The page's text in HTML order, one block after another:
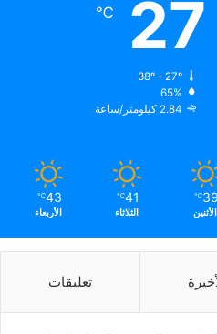
27
℃
38º - 27º
65%
2.84 كيلومتر/ساعة
39
℃
الأثنين
41
℃
الثلاثاء
43
℃
الأربعاء
تعليقات